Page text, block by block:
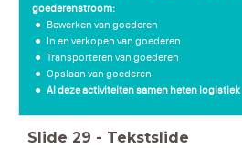
goederenstroom:
Bewerken van goederen
In en verkopen van goederen
Transporteren van goederen
Opslaan van goederen
Al deze activiteiten samen heten logistiek
Slide 29 - Tekstslide